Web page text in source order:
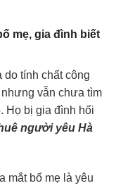
mẹ, gia đình biết
tính chất công
vẫn chưa tìm
Họ bị gia đình hối
người yêu Hà
mắt bố mẹ là yêu